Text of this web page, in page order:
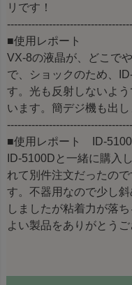
リです！
■使用レポート
VX-8の液晶が、どこで
で、ショックのため、
す。光も反射しないよ
います。簡デジ機も出し
■使用レポート ID-5100
ID-5100Dと一緒に購入
れて別件注文だったの
す。不器用なので少し
しましたが粘着力が落
よい製品をありがとうご